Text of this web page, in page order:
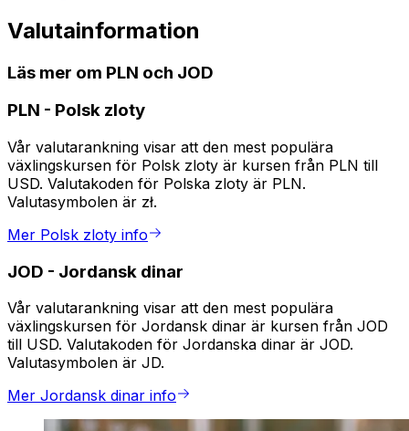
Valutainformation
Läs mer om PLN och JOD
PLN - Polsk zloty
Vår valutarankning visar att den mest populära
växlingskursen för Polsk zloty är kursen från PLN till
USD. Valutakoden för Polska zloty är PLN.
Valutasymbolen är zł.
Mer Polsk zloty info
JOD - Jordansk dinar
Vår valutarankning visar att den mest populära
växlingskursen för Jordansk dinar är kursen från JOD
till USD. Valutakoden för Jordanska dinar är JOD.
Valutasymbolen är JD.
Mer Jordansk dinar info